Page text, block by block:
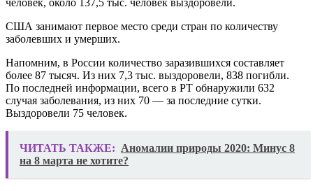
США занимают первое место среди стран по количеству
заболевших и умерших.
Напомним, в России количество заразившихся составляет
более 87 тысяч. Из них 7,3 тыс. выздоровели, 838 погибли.
По последней информации, всего в РТ обнаружили 632
случая заболевания, из них 70 — за последние сутки.
Выздоровели 75 человек.
ЧИТАТЬ ТАКЖЕ: Аномалии природы 2020: Минус 8
на 8 марта не хотите?